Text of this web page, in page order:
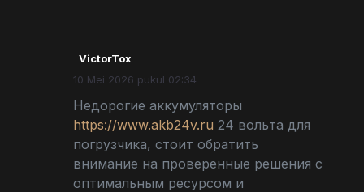
VictorTox
10 Mei 2026 pukul 02:34
Недорогие аккумуляторы
https://www.akb24v.ru 24 вольта для
погрузчика, стоит обратить
внимание на проверенные решения с
оптимальным ресурсом и